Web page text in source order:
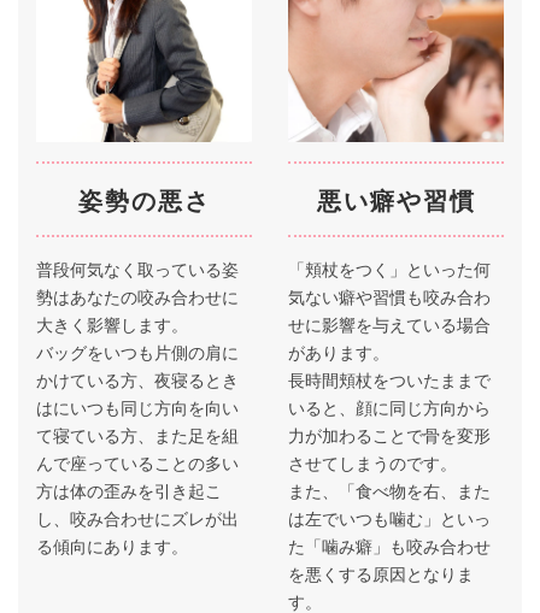
姿勢の悪さ
普段何気なく取っている姿
勢はあなたの咬み合わせに
大きく影響します。
バッグをいつも片側の肩に
かけている方、夜寝るとき
はにいつも同じ方向を向い
て寝ている方、また足を組
んで座っていることの多い
方は体の歪みを引き起こ
し、咬み合わせにズレが出
る傾向にあります。
悪い癖や習慣
「頬杖をつく」といった何
気ない癖や習慣も咬み合わ
せに影響を与えている場合
があります。
長時間頬杖をついたままで
いると、顔に同じ方向から
力が加わることで骨を変形
させてしまうのです。
また、「食べ物を右、また
は左でいつも噛む」といっ
た「噛み癖」も咬み合わせ
を悪くする原因となりま
す。